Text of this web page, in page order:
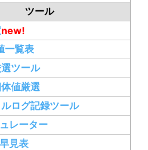
ツール
new!
一覧表
ツール
値厳選
ログ記録ツール
レーター
見表